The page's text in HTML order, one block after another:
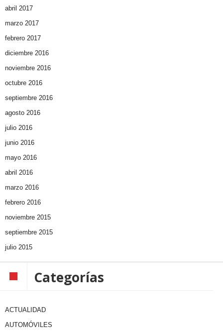
abril 2017
marzo 2017
febrero 2017
diciembre 2016
noviembre 2016
octubre 2016
septiembre 2016
agosto 2016
julio 2016
junio 2016
mayo 2016
abril 2016
marzo 2016
febrero 2016
noviembre 2015
septiembre 2015
julio 2015
Categorías
ACTUALIDAD
AUTOMÓVILES